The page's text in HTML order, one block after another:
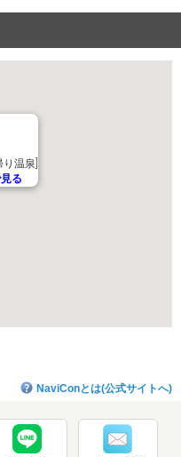
温泉]
る
NaviConとは(公式サイトへ)